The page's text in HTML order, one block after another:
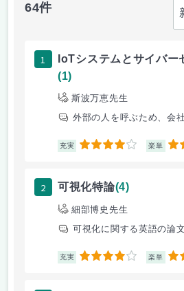
64件
1
IoTシステムとサイバー
(1)
斯波万恵先生
外部の人を呼ぶため、会
充実 4 楽単 5
2 可視化特論(4)
細部博史先生
可視化に関する英語の論
充実 4 楽単 3.5